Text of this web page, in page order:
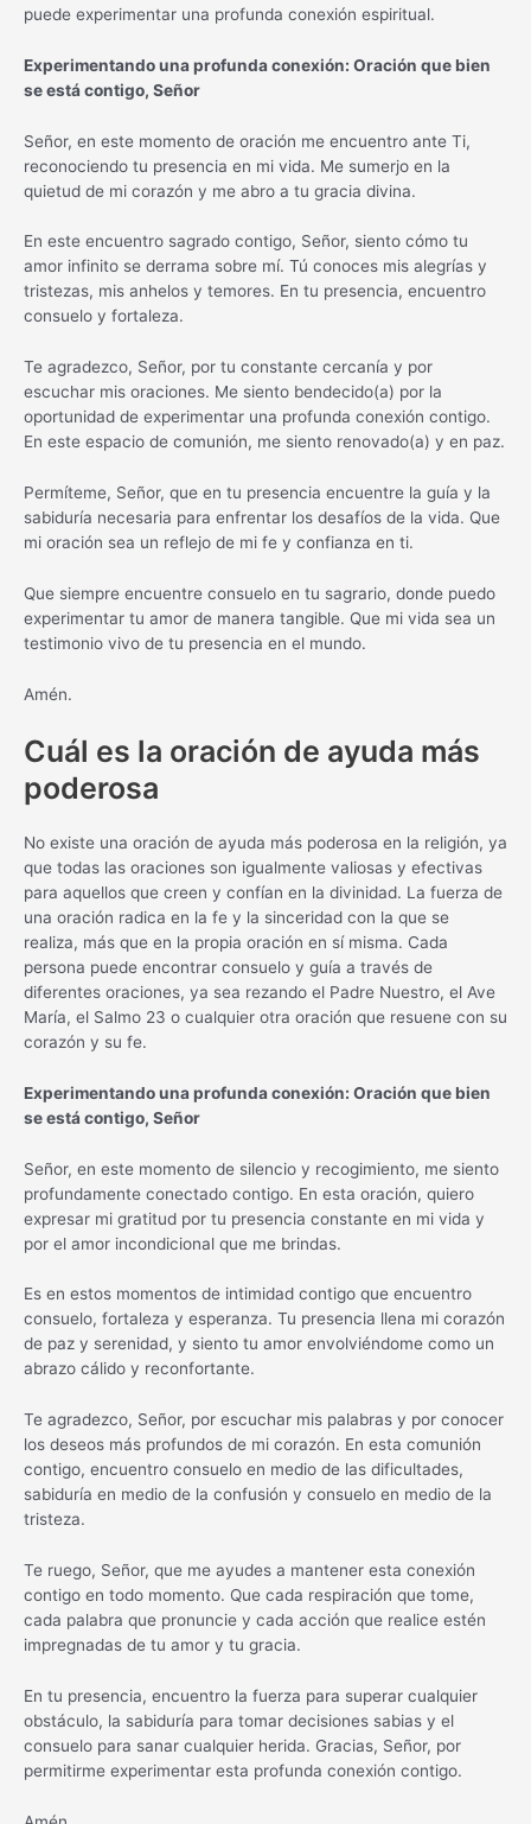
puede experimentar una profunda conexión espiritual.
Experimentando una profunda conexión: Oración que bien
se está contigo, Señor
Señor, en este momento de oración me encuentro ante Ti,
reconociendo tu presencia en mi vida. Me sumerjo en la
quietud de mi corazón y me abro a tu gracia divina.
En este encuentro sagrado contigo, Señor, siento cómo tu
amor infinito se derrama sobre mí. Tú conoces mis alegrías y
tristezas, mis anhelos y temores. En tu presencia, encuentro
consuelo y fortaleza.
Te agradezco, Señor, por tu constante cercanía y por
escuchar mis oraciones. Me siento bendecido(a) por la
oportunidad de experimentar una profunda conexión contigo.
En este espacio de comunión, me siento renovado(a) y en paz.
Permíteme, Señor, que en tu presencia encuentre la guía y la
sabiduría necesaria para enfrentar los desafíos de la vida. Que
mi oración sea un reflejo de mi fe y confianza en ti.
Que siempre encuentre consuelo en tu sagrario, donde puedo
experimentar tu amor de manera tangible. Que mi vida sea un
testimonio vivo de tu presencia en el mundo.
Amén.
Cuál es la oración de ayuda más
poderosa
No existe una oración de ayuda más poderosa en la religión, ya
que todas las oraciones son igualmente valiosas y efectivas
para aquellos que creen y confían en la divinidad. La fuerza de
una oración radica en la fe y la sinceridad con la que se
realiza, más que en la propia oración en sí misma. Cada
persona puede encontrar consuelo y guía a través de
diferentes oraciones, ya sea rezando el Padre Nuestro, el Ave
María, el Salmo 23 o cualquier otra oración que resuene con su
corazón y su fe.
Experimentando una profunda conexión: Oración que bien
se está contigo, Señor
Señor, en este momento de silencio y recogimiento, me siento
profundamente conectado contigo. En esta oración, quiero
expresar mi gratitud por tu presencia constante en mi vida y
por el amor incondicional que me brindas.
Es en estos momentos de intimidad contigo que encuentro
consuelo, fortaleza y esperanza. Tu presencia llena mi corazón
de paz y serenidad, y siento tu amor envolviéndome como un
abrazo cálido y reconfortante.
Te agradezco, Señor, por escuchar mis palabras y por conocer
los deseos más profundos de mi corazón. En esta comunión
contigo, encuentro consuelo en medio de las dificultades,
sabiduría en medio de la confusión y consuelo en medio de la
tristeza.
Te ruego, Señor, que me ayudes a mantener esta conexión
contigo en todo momento. Que cada respiración que tome,
cada palabra que pronuncie y cada acción que realice estén
impregnadas de tu amor y tu gracia.
En tu presencia, encuentro la fuerza para superar cualquier
obstáculo, la sabiduría para tomar decisiones sabias y el
consuelo para sanar cualquier herida. Gracias, Señor, por
permitirme experimentar esta profunda conexión contigo.